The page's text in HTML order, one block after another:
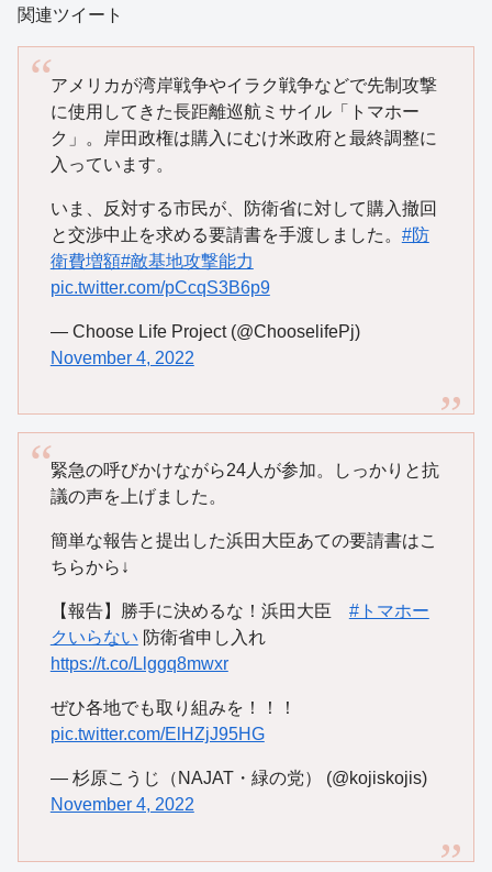
関連ツイート
アメリカが湾岸戦争やイラク戦争などで先制攻撃
に使用してきた長距離巡航ミサイル「トマホー
ク」。岸田政権は購入にむけ米政府と最終調整に
入っています。
いま、反対する市民が、防衛省に対して購入撤回
と交渉中止を求める要請書を手渡しました。 #防
衛費増額#敵基地攻撃能力
pic.twitter.com/pCcqS3B6p9
— Choose Life Project (@ChooselifePj)
November 4, 2022
緊急の呼びかけながら24人が参加。しっかりと抗
議の声を上げました。
簡単な報告と提出した浜田大臣あての要請書はこ
ちらから↓
【報告】勝手に決めるな！浜田大臣 #トマホー
クいらない 防衛省申し入れ
https://t.co/Llggq8mwxr
ぜひ各地でも取り組みを！！！
pic.twitter.com/ElHZjJ95HG
— 杉原こうじ（NAJAT・緑の党） (@kojiskojis)
November 4, 2022